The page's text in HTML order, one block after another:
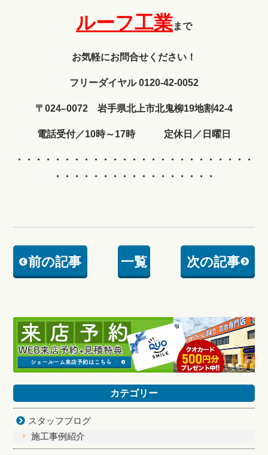
ルーフ工業まで
お気軽にお問合せください！
フリーダイヤル 0120-42-0052
〒024–0072 岩手県北上市北鬼柳19地割42-4
電話受付／10時～17時 定休日／日曜日
・・・・・・・・・・・・
・・・・・・・・・・・・・
・・・・・・・・・・・・・・・・・
前の記事 一覧 次の記事
カテゴリー
スタッフブログ
施工事例紹介